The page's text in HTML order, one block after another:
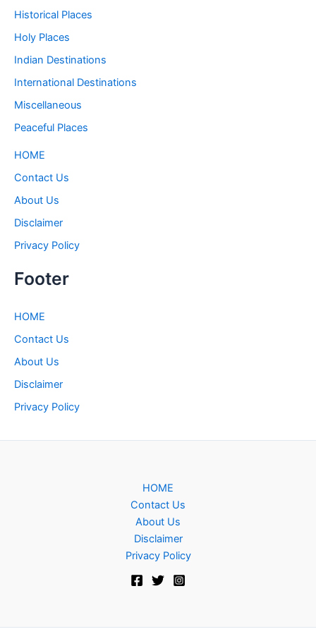
Historical Places
Holy Places
Indian Destinations
International Destinations
Miscellaneous
Peaceful Places
HOME
Contact Us
About Us
Disclaimer
Privacy Policy
Footer
HOME
Contact Us
About Us
Disclaimer
Privacy Policy
HOME
Contact Us
About Us
Disclaimer
Privacy Policy